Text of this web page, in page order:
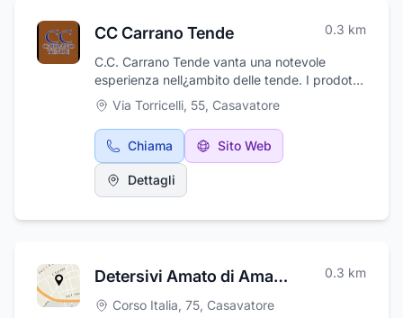
CC Carrano Tende 0.3 km
C.C. Carrano Tende vanta una notevole
esperienza nell¿ambito delle tende. I prodotti
offerti sono: le tende alla veneziana da 50, 35,
25, 15 m/m, tende a rullo verticali in tessuto e
PVC, tende da sole per negozi e condomini,
porte a soffietto in legno e plastica, tapparelle
in PVC, in alluminio e acciaio(poliespans) e
box doccia. La ditta effettua il montaggio di
Via Torricelli, 55, Casavatore
Chiama Sito Web
Dettagli
Detersivi Amato di Amato Giuseppe 0.3 km
Corso Italia, 75, Casavatore